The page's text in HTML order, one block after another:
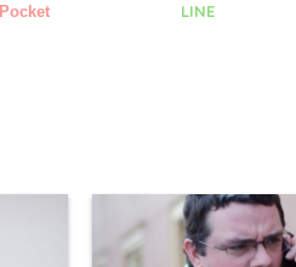
Pocket LINE